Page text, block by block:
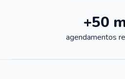
+50
agendamentos